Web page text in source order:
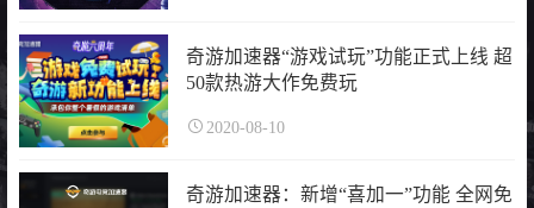
奇游加速器“游戏试玩”功能正式上线 超
50款热游大作免费玩
2020-08-10
奇游加速器：新增“喜加一”功能 全网免